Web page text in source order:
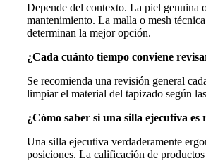
Depende del contexto. La piel genuina
mantenimiento. La malla o mesh
determinan la mejor opción.
¿Cada cuánto tiempo conviene
Se recomienda una revisión general
limpiar el material del tapizado según
¿Cómo saber si una silla ejecutiva es
Una silla ejecutiva verdaderamente
posiciones. La calificación de